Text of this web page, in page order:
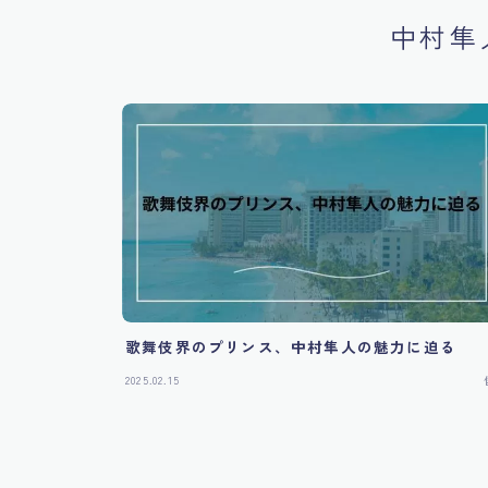
中村
歌舞伎界のプリンス、中村隼人の魅力に迫る
2025.02.15